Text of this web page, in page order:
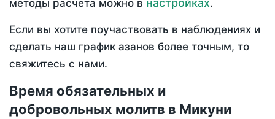
методы расчета можно в настройках.
Если вы хотите поучаствовать в наблюдениях и
сделать наш график азанов более точным, то
свяжитесь с нами.
Время обязательных и
добровольных молитв в Микуни